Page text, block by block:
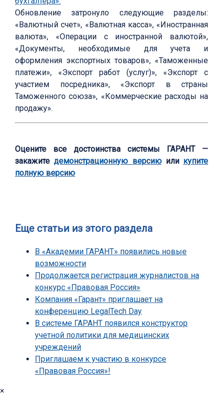
Обновление затронуло следующие разделы:
«Валютный счет», «Валютная касса», «Иностранная
валюта», «Операции с иностранной валютой»,
«Документы, необходимые для учета и
оформления экспортных товаров», «Таможенные
платежи», «Экспорт работ (услуг)», «Экспорт с
участием посредника», «Экспорт в страны
Таможенного союза», «Коммерческие расходы на
продажу».
Оцените все достоинства системы ГАРАНТ —
закажитедемонстрационную версиюили купите
полную версию
Еще статьи из этого раздела
В «Академии ГАРАНТ» появились новые
возможности
Продолжается регистрация журналистов на
конкурс «Правовая Россия»
Компания «Гарант» приглашает на
конференцию LegalTech Day
В системе ГАРАНТ появился конструктор
учетной политики для медицинских
учреждений
Приглашаем к участию в конкурсе
«Правовая Россия»!
×